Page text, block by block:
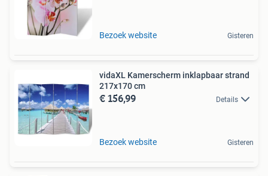
Bezoek website Gisteren
vidaXL Kamerscherm inklapbaar strand
217x170 cm
€ 156,99 Details
Bezoek website Gisteren